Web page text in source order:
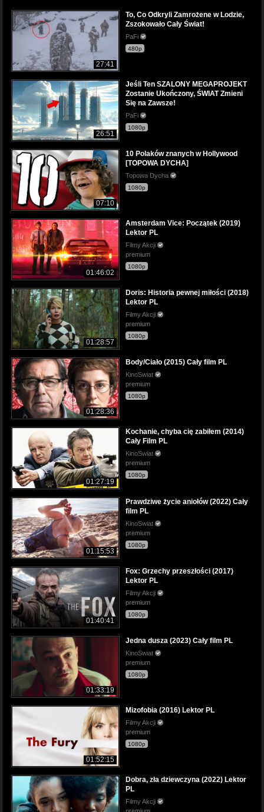
27:41
To, Co Odkryli Zamrożene w Lodzie,
Zszokowało Cały Świat!
PaFi
480p
26:51
Jeśli Ten SZALONY MEGAPROJEKT
Zostanie Ukończony, ŚWIAT Zmieni
Się na Zawsze!
PaFi
1080p
07:10
10 Polaków znanych w Hollywood
[TOPOWA DYCHA]
Topowa Dycha
1080p
01:46:02
Amsterdam Vice: Początek (2019)
Lektor PL
Filmy Akcji
premium
1080p
01:28:57
Doris: Historia pewnej miłości (2018)
Lektor PL
Filmy Akcji
premium
1080p
01:28:36
Body/Ciało (2015) Cały film PL
KinoSwiat
premium
1080p
01:27:19
Kochanie, chyba cię zabiłem (2014)
Cały Film PL
KinoSwiat
premium
1080p
01:15:53
Prawdziwe życie aniołów (2022) Cały
film PL
KinoSwiat
premium
1080p
01:40:41
Fox: Grzechy przeszłości (2017)
Lektor PL
Filmy Akcji
premium
1080p
01:33:19
Jedna dusza (2023) Cały film PL
KinoSwiat
premium
1080p
01:52:15
Mizofobia (2016) Lektor PL
Filmy Akcji
premium
1080p
Dobra, zła dziewczyna (2022) Lektor
PL
Filmy Akcji